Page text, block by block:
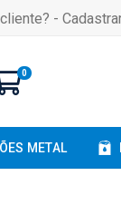
-
0
METAL